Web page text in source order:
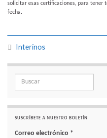
solicitar esas certificaciones, para tener
fecha.
Interinos
Search for:
SUSCRÍBETE A NUESTRO BOLETÍN
Correo electrónico *